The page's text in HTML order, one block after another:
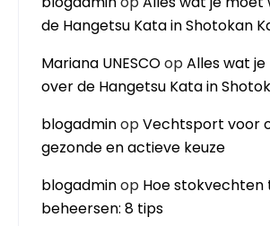
de Hangetsu Kata in Shotokan
Mariana UNESCOopAlles wat
over de Hangetsu Kata in
blogadminopVechtsport voor
gezonde en actieve keuze
blogadminop Hoe stokvechten
beheersen: 8 tips